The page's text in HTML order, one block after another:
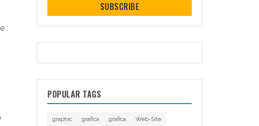
SUBSCRIBE
POPULAR TAGS
graphic grafica grafica
Web-Site